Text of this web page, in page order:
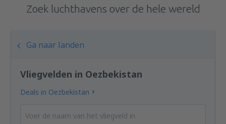
Zoek luchthavens over de hele wereld
Ga naar landen
Vliegvelden in Oezbekistan
Deals in Oezbekistan